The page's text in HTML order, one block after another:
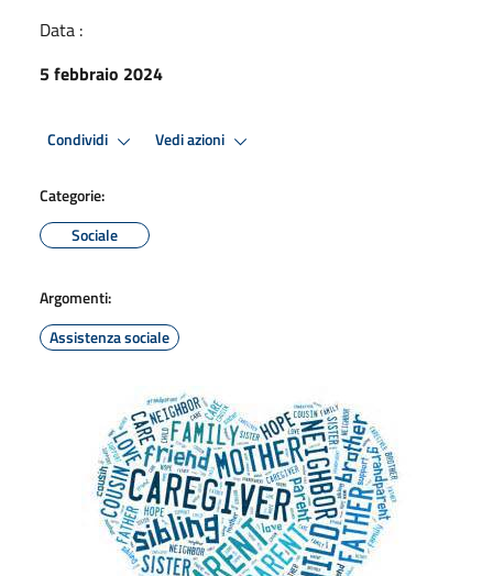
Data :
5 febbraio 2024
Condividi Vedi azioni
Categorie:
Sociale
Argomenti:
Assistenza sociale